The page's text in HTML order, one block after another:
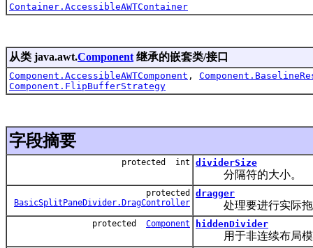
Container.AccessibleAWTContainer
从类 java.awt.Component 继承的嵌套类/接口
Component.AccessibleAWTComponent ,
Component.FlipBufferStrategy
字段摘要
protected int dividerSize
分隔符的大小。
protected
BasicSplitPaneDivider.DragController
dragger
处理要进行实际拖
protected Component hiddenDivider
用于非连续布局模